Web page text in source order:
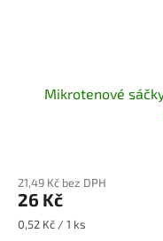
Mikrotenové
21,49 Kč bez DPH
26 Kč
Měrná
0,52 Kč / 1 ks